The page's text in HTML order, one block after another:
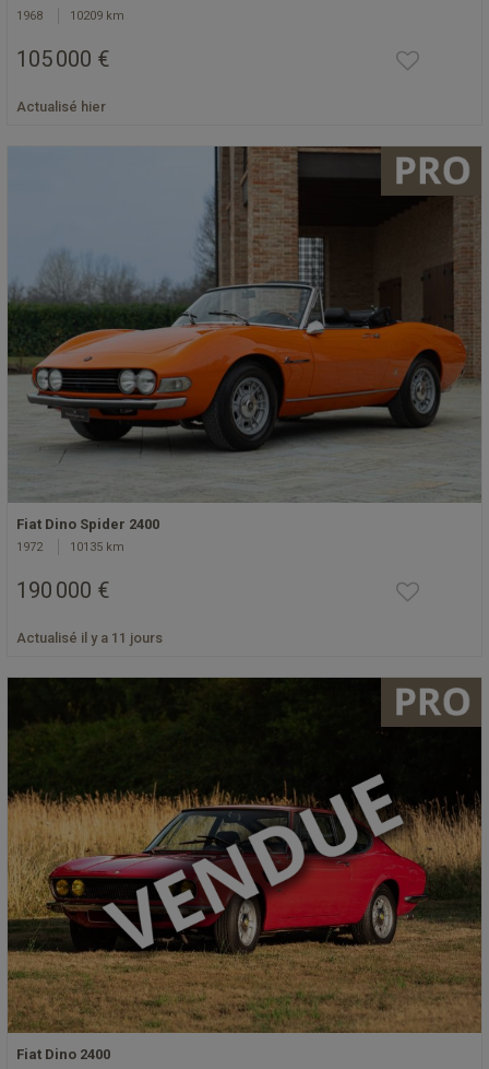
1968 10209 km
105 000 €
Actualisé hier
Fiat Dino Spider 2400
1972 10135 km
190 000 €
Actualisé il y a 11 jours
Fiat Dino 2400